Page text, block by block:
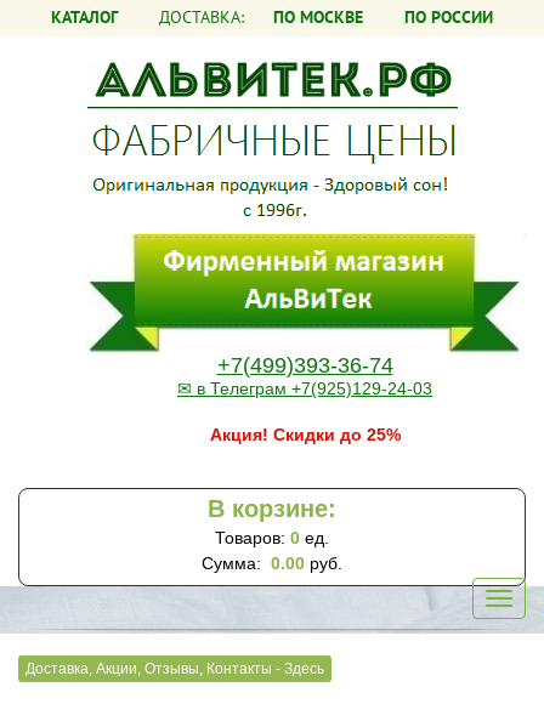
КАТАЛОГ ДОСТАВКА: ПО МОСКВЕ ПО РОССИИ
+7(499)393-36-74
✉ в Телеграм +7(925)129-24-03
Акция! Скидки до 25%
В корзине:
Товаров: 0 ед.
Сумма: 0.00 руб.
Доставка, Акции, Отзывы, Контакты - Здесь